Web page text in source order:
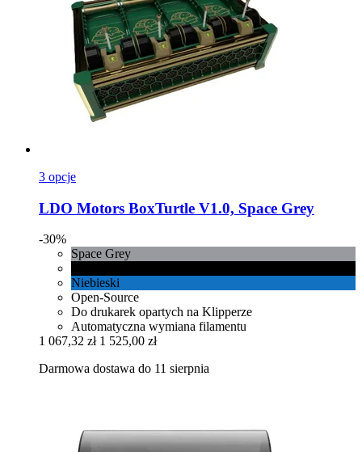
3 opcje
LDO Motors BoxTurtle V1.0, Space Grey
-30%
Space Grey
Niebieski
Open-Source
Do drukarek opartych na Klipperze
Automatyczna wymiana filamentu
1 067,32 zł 1 525,00 zł
Darmowa dostawa do 11 sierpnia